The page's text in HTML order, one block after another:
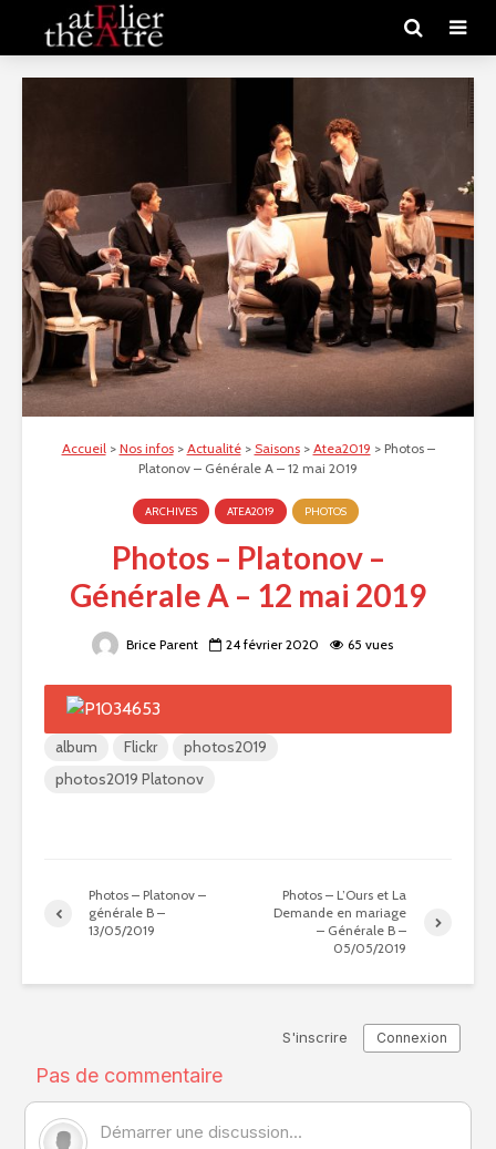
Accueil> Nos infos> Actualité> Saisons> Atea2019 > Photos –
Platonov – Générale A – 12 mai 2019
ARCHIVES ATEA2019 PHOTOS
Photos – Platonov –
Générale A – 12 mai 2019
Brice Parent 24 février 2020 65 vues
album Flickr
photos2019
photos2019 Platonov
Photos – Platonov –
générale B –
13/05/2019
Photos – L’Ours et La
Demande en mariage
– Générale B –
05/05/2019